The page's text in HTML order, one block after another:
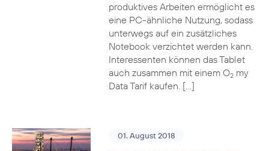
produktives Arbeiten ermöglicht es
eine PC-ähnliche Nutzung, sodass
unterwegs auf ein zusätzliches
Notebook verzichtet werden kann.
Interessenten können das Tablet
auch zusammen mit einem O2my
Data Tarif kaufen. […]
01. August 2018